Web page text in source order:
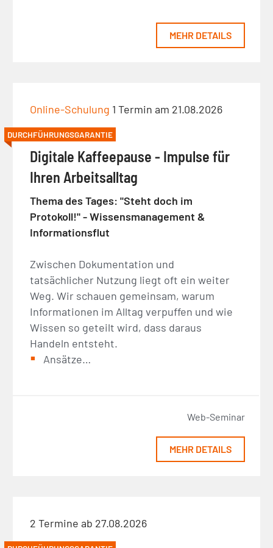
MEHR DETAILS
Online-Schulung 1 Termin am 21.08.2026
DURCHFÜHRUNGSGARANTIE
Digitale Kaffeepause - Impulse für
Ihren Arbeitsalltag
Thema des Tages: "Steht doch im
Protokoll!" - Wissensmanagement &
Informationsflut
Zwischen Dokumentation und
tatsächlicher Nutzung liegt oft ein weiter
Weg. Wir schauen gemeinsam, warum
Informationen im Alltag verpuffen und wie
Wissen so geteilt wird, dass daraus
Handeln entsteht.
Ansätze…
Web-Seminar
MEHR DETAILS
2 Termine ab 27.08.2026